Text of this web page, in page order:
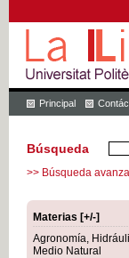
Principal
Búsqueda
>> Búsqueda
Materias [+/-]
Agronomía,
Medio Natural